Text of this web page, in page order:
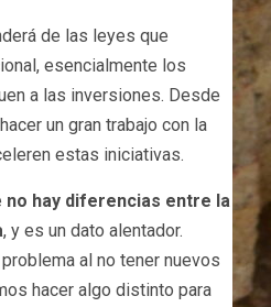
de las leyes que
esencialmente los
a las inversiones. Desde
un gran trabajo con la
estas iniciativas.
no hay diferencias entre la
, y es un dato alentador.
al no tener nuevos
hacer algo distinto para